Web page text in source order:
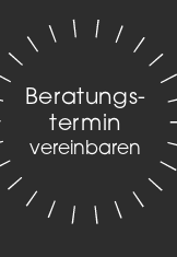
Beratungs­
termin
vereinbaren